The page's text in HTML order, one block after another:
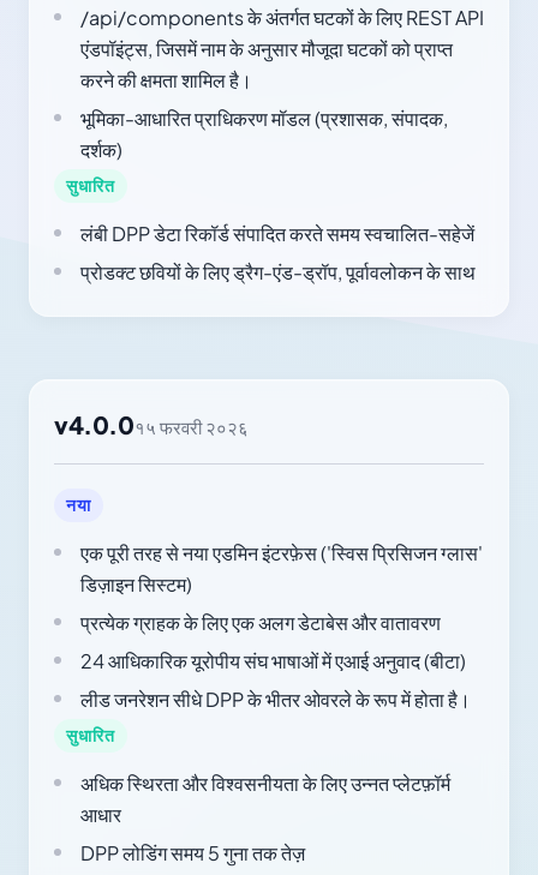
/api/components के अंतर्गत घटकों के लिए REST API
एंडपॉइंट्स, जिसमें नाम के अनुसार मौजूदा घटकों को प्राप्त
करने की क्षमता शामिल है।
भूमिका-आधारित प्राधिकरण मॉडल (प्रशासक, संपादक,
दर्शक)
सुधारित
लंबी DPP डेटा रिकॉर्ड संपादित करते समय स्वचालित-सहेजें
प्रोडक्ट छवियों के लिए ड्रैग-एंड-ड्रॉप, पूर्वावलोकन के साथ
v4.0.0१५ फरवरी २०२६
नया
एक पूरी तरह से नया एडमिन इंटरफ़ेस ('स्विस प्रिसिजन ग्लास'
डिज़ाइन सिस्टम)
प्रत्येक ग्राहक के लिए एक अलग डेटाबेस और वातावरण
24 आधिकारिक यूरोपीय संघ भाषाओं में एआई अनुवाद (बीटा)
लीड जनरेशन सीधे DPP के भीतर ओवरले के रूप में होता है।
सुधारित
अधिक स्थिरता और विश्वसनीयता के लिए उन्नत प्लेटफ़ॉर्म
आधार
DPP लोडिंग समय 5 गुना तक तेज़